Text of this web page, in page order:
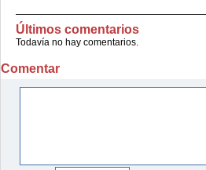
Últimos comentarios
Todavía no hay comentarios.
Comentar